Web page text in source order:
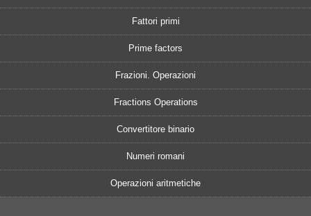
Fattori primi
Prime factors
Frazioni. Operazioni
Fractions Operations
Convertitore binario
Numeri romani
Operazioni aritmetiche